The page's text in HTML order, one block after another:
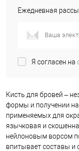
Ежедневная
Я согласен на
Кисть для бровей –
формы и получении
применяемых для
язычковая и
нейлоновым ворсом
впитывает составы и